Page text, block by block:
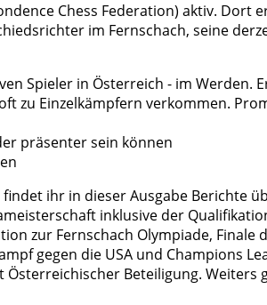
Chess Federation) aktiv.
im Fernschach, seine
Spieler in Österreich - im
zu Einzelkämpfern verkommen.
präsenter sein können
ihr in dieser Ausgabe Berichte
inklusive der
zur Fernschach Olympiade,
gegen die USA und Champions
Beteiligung. Weiters